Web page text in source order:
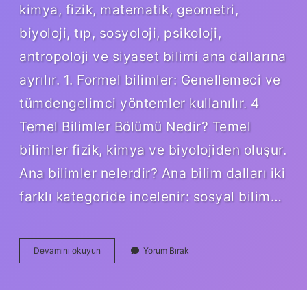
kimya, fizik, matematik, geometri,
biyoloji, tıp, sosyoloji, psikoloji,
antropoloji ve siyaset bilimi ana dallarına
ayrılır. 1. Formel bilimler: Genellemeci ve
tümdengelimci yöntemler kullanılır. 4
Temel Bilimler Bölümü Nedir? Temel
bilimler fizik, kimya ve biyolojiden oluşur.
Ana bilimler nelerdir? Ana bilim dalları iki
farklı kategoride incelenir: sosyal bilim…
Devamını okuyun
Bilimler
Yorum Bırak